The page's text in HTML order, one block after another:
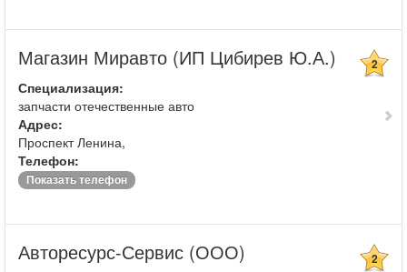
Магазин Миравто (ИП Цибирев Ю.А.) 2
Специализация:
запчасти отечественные авто
Адрес:
Проспект Ленина,
Телефон:
Показать телефон
Авторесурс-Сервис (ООО) 2